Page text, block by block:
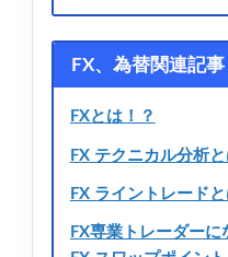
FX、為替関連記事
FXとは！？
FX テクニカル分析と
FX ライントレードと
FX専業トレーダーに